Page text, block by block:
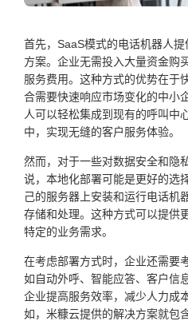
首先，SaaS模式的电话机器人
方案。企业无需投入大量资金购
服务费用。这种方式的优势在于
合需要快速响应市场变化的中小
人可以轻松集成到现有的呼叫中
中，实现无缝的客户服务体验。
然而，对于一些对数据安全和隐
说，本地化部署可能是更好的选
己的服务器上安装和运行电话机
存储和处理。这种方式可以提供
特定的业务需求。
在考虑部署方式时，企业还需要
如自动外呼、智能应答、客户信
企业提高服务效率，减少人力成
如，米糠云提供的解决方案就包